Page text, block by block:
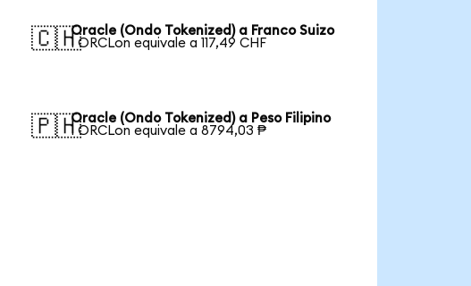
🇨🇭Oracle (Ondo Tokenized) a Franco Suizo
1 ORCLon equivale a 117,49 CHF
🇵🇭Oracle (Ondo Tokenized) a Peso Filipino
1 ORCLon equivale a 8794,03 ₱